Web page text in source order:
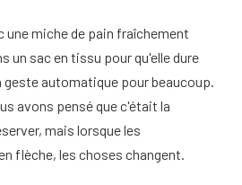
une miche de pain fraîchement
un sac en tissu pour qu'elle dure
automatique pour beaucoup.
avons pensé que c'était la
mais lorsque les
flèche, les choses changent.